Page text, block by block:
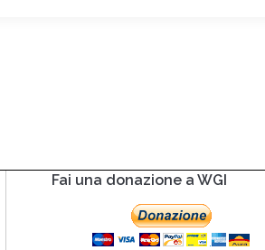
Fai una donazione a WGI